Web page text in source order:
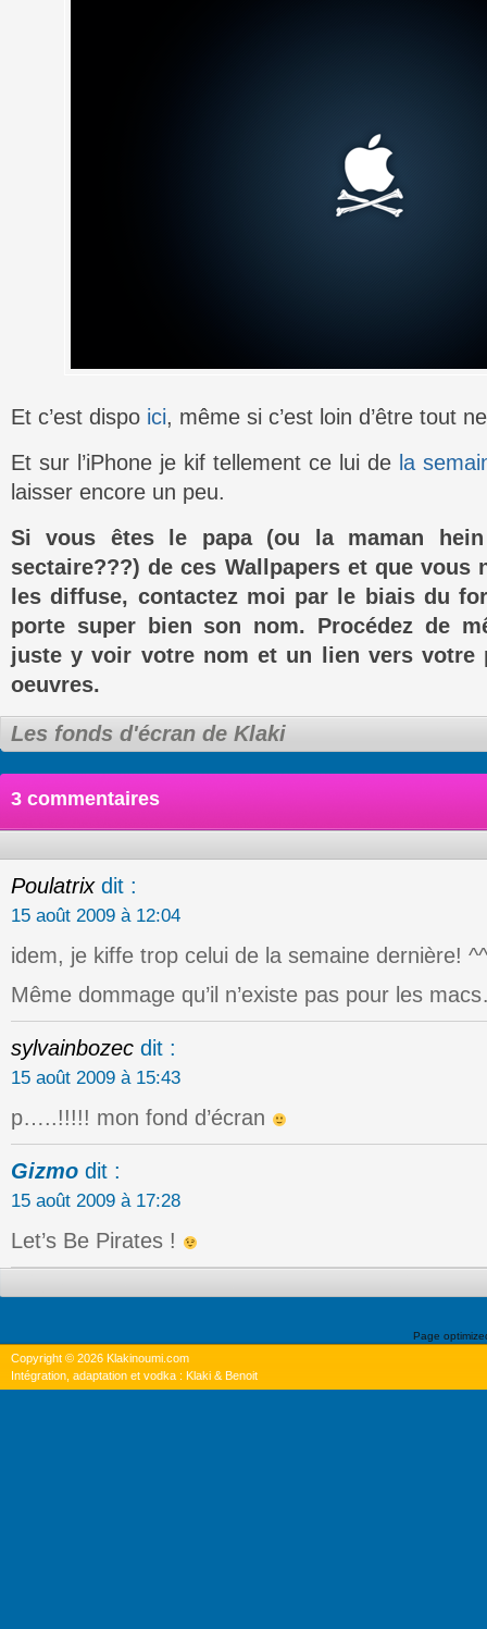
Et c’est dispo ici, même si c’est loin d’être tout
Et sur l’iPhone je kif tellement ce lui de la
laisser encore un peu.
Si vous êtes le papa (ou la maman
sectaire???) de ces Wallpapers et que vous
les diffuse, contactez moi par le biais du
porte super bien son nom. Procédez de
juste y voir votre nom et un lien vers votre
oeuvres.
Les fonds d'écran de Klaki
3 commentaires
Poulatrix dit :
15 août 2009 à 12:04
idem, je kiffe trop celui de la semaine dernière! ^^
Même dommage qu’il n’existe pas pour les
sylvainbozec dit :
15 août 2009 à 15:43
p…..!!!!! mon fond d’écran
Gizmo dit :
15 août 2009 à 17:28
Let’s Be Pirates !
Page
Copyright © 2026 Klakinoumi.com
Intégration, adaptation et vodka : Klaki & Benoit